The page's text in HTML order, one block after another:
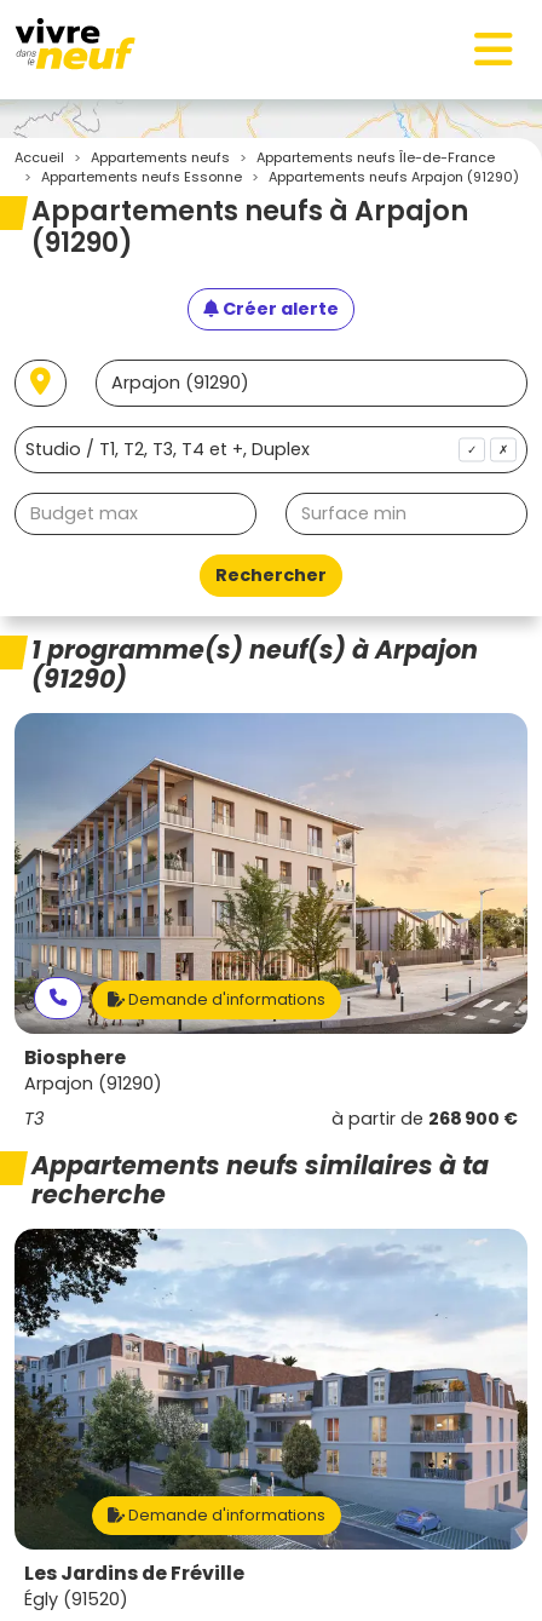
Accueil Appartements neufs
Appartements neufs Île-de-France
Appartements neufs Essonne
Appartements neufs Arpajon (91290)
Appartements neufs à Arpajon
(91290)
Créer alerte
✓ ✗
Rechercher
1 programme(s) neuf(s) à Arpajon
(91290)
Demande d'informations
Biosphere
Arpajon (91290)
T3
à partir de 268 900 €
Appartements neufs similaires à ta
recherche
Demande d'informations
Les Jardins de Fréville
Égly (91520)